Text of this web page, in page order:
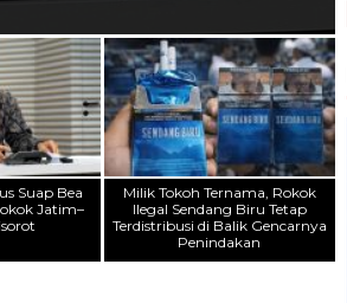
Suap Bea
Jatim–
Milik Tokoh Ternama, Rokok
Ilegal Sendang Biru Tetap
Terdistribusi di Balik Gencarnya
Penindakan